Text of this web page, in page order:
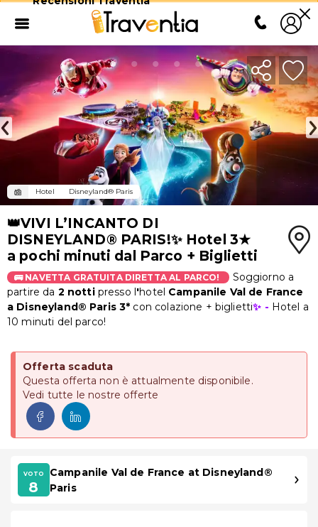
Hotel Disneyland® Paris
👑VIVI L’INCANTO DI
DISNEYLAND® PARIS!✨ Hotel 3★
a pochi minuti dal Parco + Biglietti
🚌 NAVETTA GRATUITA DIRETTA AL PARCO!
Soggiorno a
partire da 2 notti presso l'hotel Campanile Val de France
a Disneyland® Paris 3* con colazione + biglietti✨ - Hotel a
10 minuti del parco!
Offerta scaduta
Questa offerta non è attualmente disponibile.
Vedi tutte le nostre offerte
VOTO
8
Campanile Val de France at Disneyland®
Paris